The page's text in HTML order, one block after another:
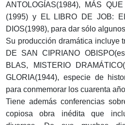
ANTOLOGÍAS(1984), MÁS
(1995) y EL LIBRO DE JOB:
DIOS(1998), para dar sólo
Su producción dramática incluye
DE SAN CIPRIANO
BLAS, MISTERIO
GLORIA(1944), especie de
para conmemorar los cuarenta
Tiene además conferencias
copiosa obra inédita que